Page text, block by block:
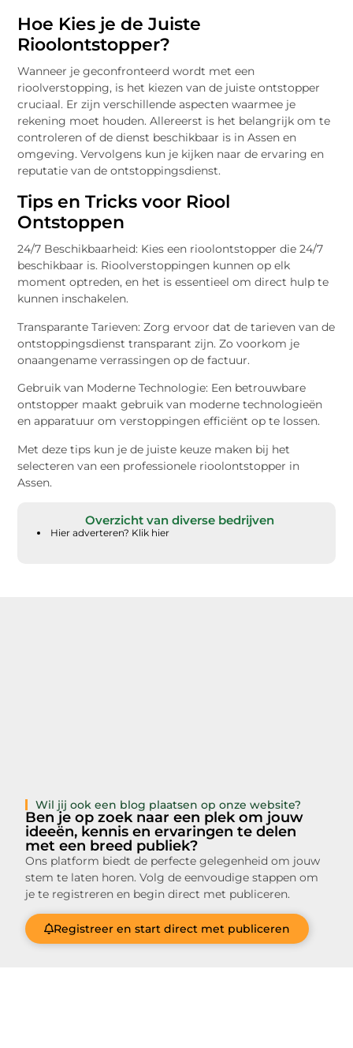
Hoe Kies je de Juiste
Rioolontstopper?
Wanneer je geconfronteerd wordt met een
rioolverstopping, is het kiezen van de juiste ontstopper
cruciaal. Er zijn verschillende aspecten waarmee je
rekening moet houden. Allereerst is het belangrijk om te
controleren of de dienst beschikbaar is in Assen en
omgeving. Vervolgens kun je kijken naar de ervaring en
reputatie van de ontstoppingsdienst.
Tips en Tricks voor Riool
Ontstoppen
24/7 Beschikbaarheid: Kies een rioolontstopper die 24/7
beschikbaar is. Rioolverstoppingen kunnen op elk
moment optreden, en het is essentieel om direct hulp te
kunnen inschakelen.
Transparante Tarieven: Zorg ervoor dat de tarieven van de
ontstoppingsdienst transparant zijn. Zo voorkom je
onaangename verrassingen op de factuur.
Gebruik van Moderne Technologie: Een betrouwbare
ontstopper maakt gebruik van moderne technologieën
en apparatuur om verstoppingen efficiënt op te lossen.
Met deze tips kun je de juiste keuze maken bij het
selecteren van een professionele rioolontstopper in
Assen.
Overzicht van diverse bedrijven
Hier adverteren? Klik hier
Wil jij ook een blog plaatsen op onze website?
Ben je op zoek naar een plek om jouw
ideeën, kennis en ervaringen te delen
met een breed publiek?
Ons platform biedt de perfecte gelegenheid om jouw
stem te laten horen. Volg de eenvoudige stappen om
je te registreren en begin direct met publiceren.
Registreer en start direct met publiceren